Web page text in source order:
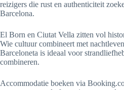
reizigers die rust en authenticiteit
Barcelona.
El Born en Ciutat Vella zitten vol
Wie cultuur combineert met
Barceloneta is ideaal voor
combineren.
Accommodatie boeken via